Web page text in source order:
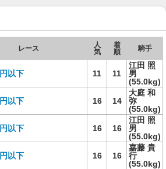
レース
人
気
着
順
騎手
以下 11 11
江田 照
男
(55.0kg)
以下 16 14
大庭 和
弥
(55.0kg)
以下 16 16
江田 照
男
(55.0kg)
以下 16 16
嘉藤 貴
行
(55.0kg)